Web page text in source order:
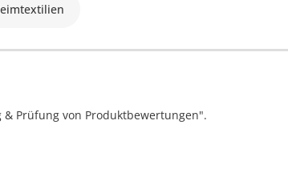
Prüfung von Produktbewertungen".